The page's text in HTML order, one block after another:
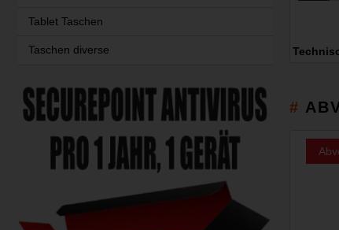
Tablet Taschen
Taschen diverse